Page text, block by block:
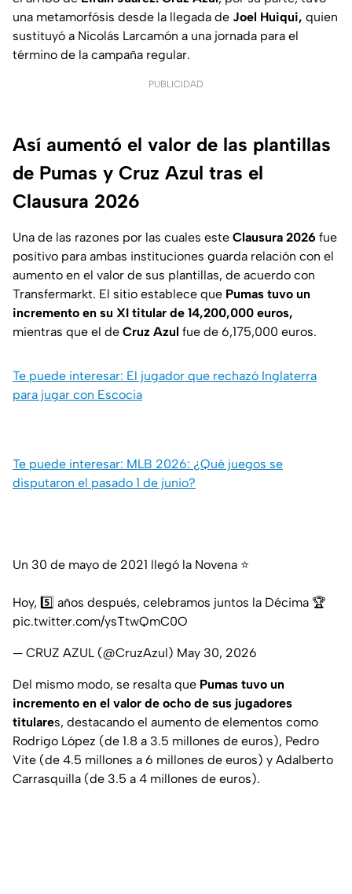
una metamorfósis desde la llegada de Joel Huiqui, quien
sustituyó a Nicolás Larcamón a una jornada para el
término de la campaña regular.
PUBLICIDAD
Así aumentó el valor de las plantillas
de Pumas y Cruz Azul tras el
Clausura 2026
Una de las razones por las cuales este Clausura 2026 fue
positivo para ambas instituciones guarda relación con el
aumento en el valor de sus plantillas, de acuerdo con
Transfermarkt. El sitio establece que Pumas tuvo un
incremento en su XI titular de 14,200,000 euros,
mientras que el de Cruz Azul fue de 6,175,000 euros.
Te puede interesar: El jugador que rechazó Inglaterra
para jugar con Escocia
Te puede interesar: MLB 2026: ¿Qué juegos se
disputaron el pasado 1 de junio?
Un 30 de mayo de 2021 llegó la Novena ⭐️
Hoy, 5️⃣ años después, celebramos juntos la Décima 🏆
pic.twitter.com/ysTtwQmC0O
— CRUZ AZUL (@CruzAzul) May 30, 2026
Del mismo modo, se resalta que Pumas tuvo un
incremento en el valor de ocho de sus jugadores
titulares, destacando el aumento de elementos como
Rodrigo López (de 1.8 a 3.5 millones de euros), Pedro
Vite (de 4.5 millones a 6 millones de euros) y Adalberto
Carrasquilla (de 3.5 a 4 millones de euros).